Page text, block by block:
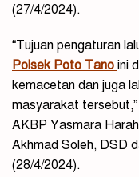
(27/4/2024).
“Tujuan pengaturan
Polsek Poto Tano ini
kemacetan dan juga
masyarakat
AKBP Yasmara
Akhmad Soleh, DSD
(28/4/2024).